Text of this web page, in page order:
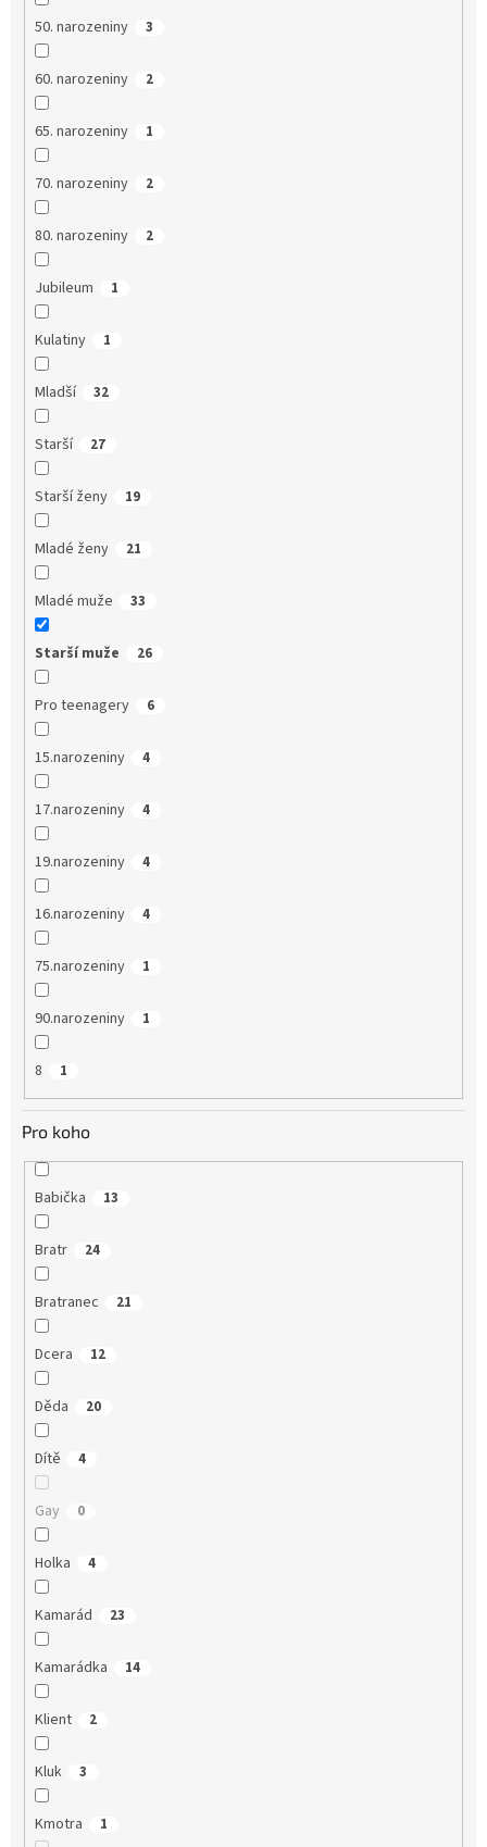
50. narozeniny 3
60. narozeniny 2
65. narozeniny 1
70. narozeniny 2
80. narozeniny 2
Jubileum 1
Kulatiny 1
Mladší 32
Starší 27
Starší ženy 19
Mladé ženy 21
Mladé muže 33
Starší muže 26
Pro teenagery 6
15.narozeniny 4
17.narozeniny 4
19.narozeniny 4
16.narozeniny 4
75.narozeniny 1
90.narozeniny 1
8 1
Pro koho
Babička 13
Bratr 24
Bratranec 21
Dcera 12
Děda 20
Dítě 4
Gay 0
Holka 4
Kamarád 23
Kamarádka 14
Klient 2
Kluk 3
Kmotra 1